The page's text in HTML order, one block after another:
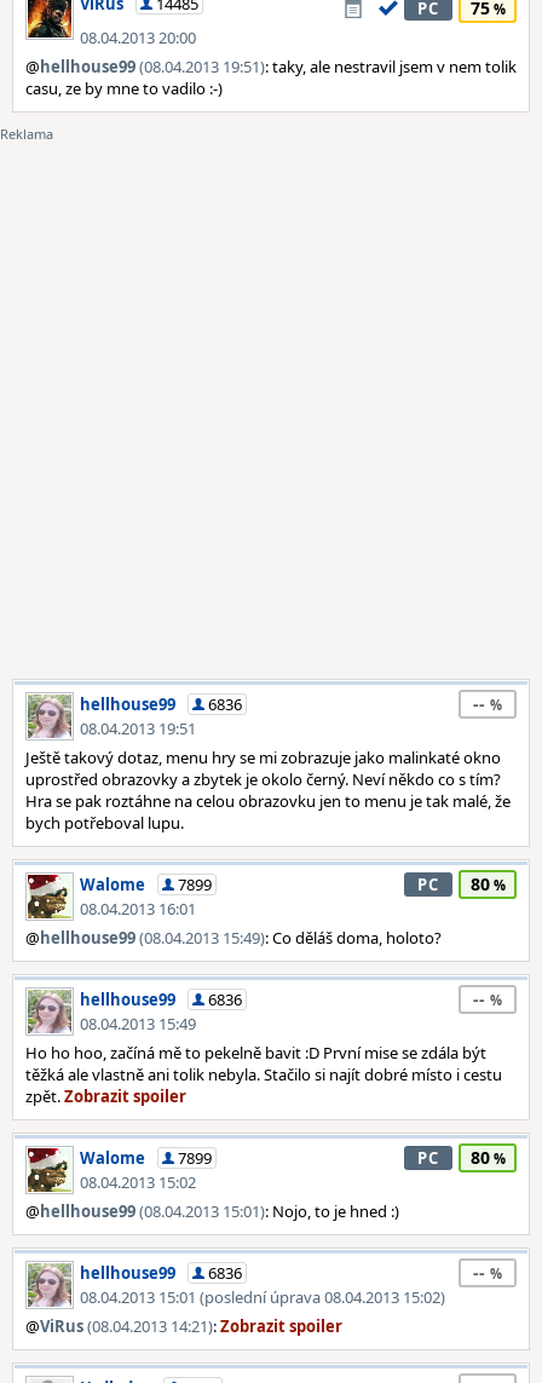
08.04.2013 20:00
PC 75
@hellhouse99(08.04.2013 19:51): taky, ale nestravil jsem v nem tolik
casu, ze by mne to vadilo :-)
hellhouse99
6836
08.04.2013 19:51
--
Ještě takový dotaz, menu hry se mi zobrazuje jako malinkaté okno
uprostřed obrazovky a zbytek je okolo černý. Neví někdo co s tím?
Hra se pak roztáhne na celou obrazovku jen to menu je tak malé, že
bych potřeboval lupu.
Walome
7899
08.04.2013 16:01
PC 80
@hellhouse99(08.04.2013 15:49): Co děláš doma, holoto?
hellhouse99
6836
08.04.2013 15:49
--
Ho ho hoo, začíná mě to pekelně bavit :D První mise se zdála být
těžká ale vlastně ani tolik nebyla. Stačilo si najít dobré místo i cestu
zpět.
Walome
7899
08.04.2013 15:02
PC 80
@hellhouse99(08.04.2013 15:01): Nojo, to je hned :)
hellhouse99
6836
08.04.2013 15:01 (poslední úprava 08.04.2013 15:02)
--
@ViRus(08.04.2013 14:21):